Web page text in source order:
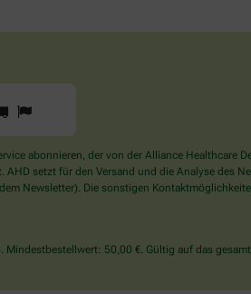
2
abonnieren, der von der Alliance Healthcare
AHD setzt für den Versand und die Analyse des
Newsletter). Die sonstigen
50,00 €. Gültig auf das